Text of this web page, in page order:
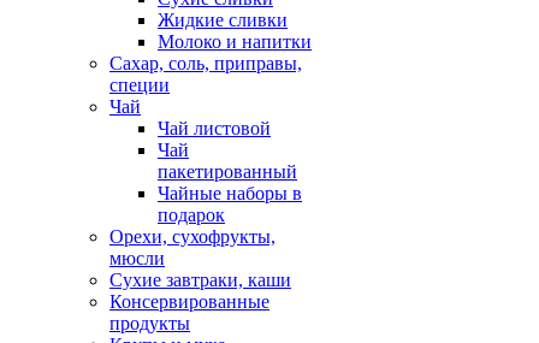
Жидкие сливки
Молоко и напитки
Сахар, соль, приправы,
специи
Чай
Чай листовой
Чай
пакетированный
Чайные наборы в
подарок
Орехи, сухофрукты,
мюсли
Сухие завтраки, каши
Консервированные
продукты